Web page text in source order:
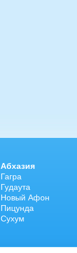
Абхазия
Гагра
Гудаута
Новый Афон
Пицунда
Сухум